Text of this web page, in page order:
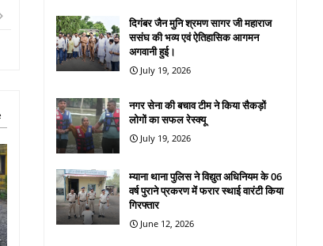
दिगंबर जैन मुनि श्रमण सागर जी महाराज
ससंघ की भव्य एवं ऐतिहासिक आगमन
अगवानी हुई।
July 19, 2026
नगर सेना की बचाव टीम ने किया सैकड़ों
लोगों का सफल रेस्क्यू
July 19, 2026
म्याना थाना पुलिस ने विद्युत अधिनियम के 06
वर्ष पुराने प्रकरण में फरार स्थाई वारंटी किया
गिरफ्तार
June 12, 2026